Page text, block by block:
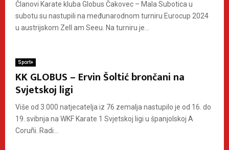
Članovi Karate kluba Globus Čakovec – Mala Subotica u
subotu su nastupili na međunarodnom turniru Eurocup 2024
u austrijskom Zell am Seeu. Na turniru je...
Sport+
KK GLOBUS – Ervin Šoltić brončani na
Svjetskoj ligi
Više od 3.000 natjecatelja iz 76 zemalja nastupilo je od 16. do
19. svibnja na WKF Karate 1 Svjetskoj ligi u španjolskoj A
Coruñi. Radi...